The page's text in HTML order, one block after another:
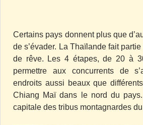
Certains pays donnent plus que
de s’évader. La Thaïlande fait
de rêve. Les 4 étapes, de 20 à
permettre aux concurrents de
endroits aussi beaux que
Chiang Maï dans le nord du
capitale des tribus montagnardes